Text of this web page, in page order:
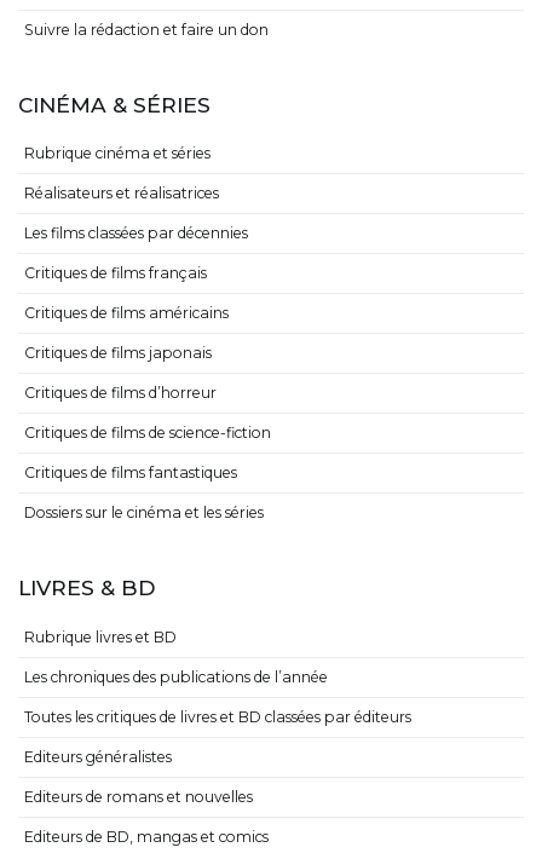
Suivre la rédaction et faire un don
CINÉMA & SÉRIES
Rubrique cinéma et séries
Réalisateurs et réalisatrices
Les films classées par décennies
Critiques de films français
Critiques de films américains
Critiques de films japonais
Critiques de films d’horreur
Critiques de films de science-fiction
Critiques de films fantastiques
Dossiers sur le cinéma et les séries
LIVRES & BD
Rubrique livres et BD
Les chroniques des publications de l’année
Toutes les critiques de livres et BD classées par éditeurs
Editeurs généralistes
Editeurs de romans et nouvelles
Editeurs de BD, mangas et comics